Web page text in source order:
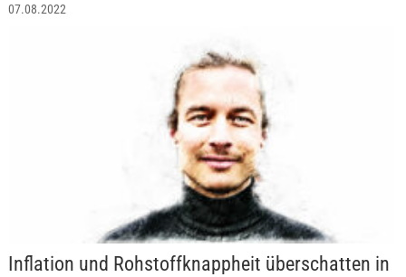
07.08.2022
Inflation und Rohstoffknappheit überschatten in